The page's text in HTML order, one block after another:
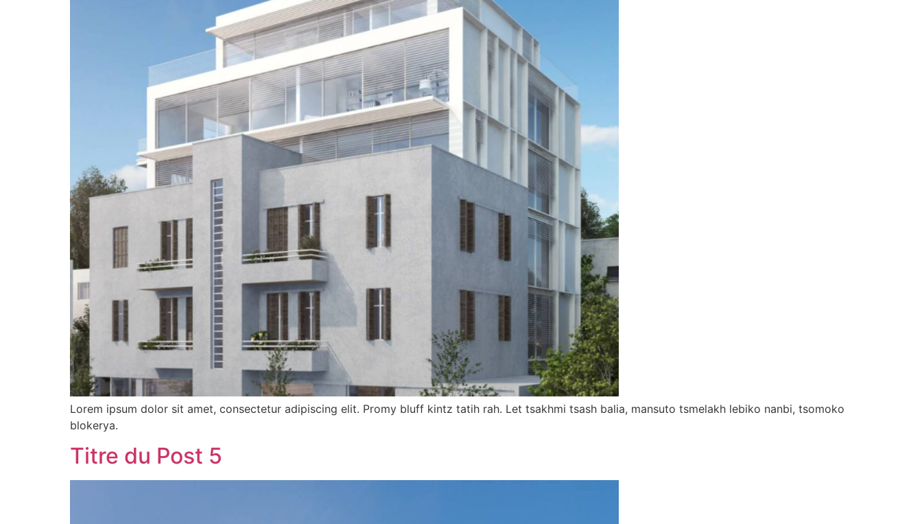
Lorem ipsum dolor sit amet, consectetur adipiscing elit. Promy bluff kintz tatih rah. Let tsakhmi tsash balia, mansuto tsmelakh lebiko nanbi, tsomoko
blokerya.
Titre du Post 5